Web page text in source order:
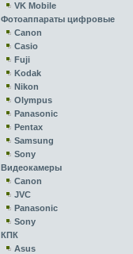
VK Mobile
Фотоаппараты цифровые
Canon
Casio
Fuji
Kodak
Nikon
Olympus
Panasonic
Pentax
Samsung
Sony
Видеокамеры
Canon
JVC
Panasonic
Sony
КПК
Asus